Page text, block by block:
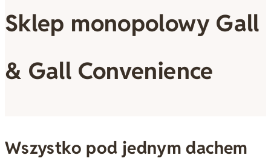
Sklep monopolowy Gall
& Gall Convenience
Wszystko pod jednym dachem